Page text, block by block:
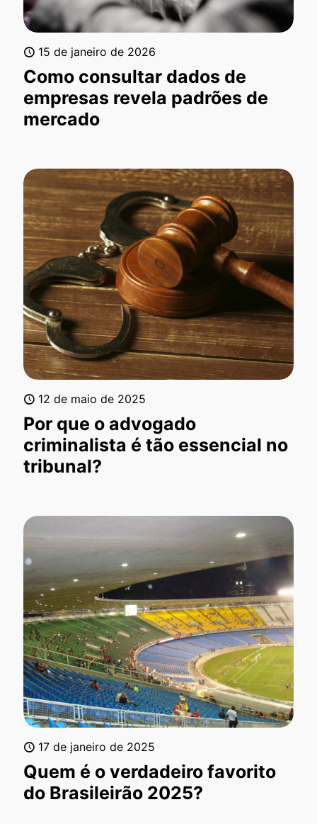
15 de janeiro de 2026
Como consultar dados de
empresas revela padrões de
mercado
12 de maio de 2025
Por que o advogado
criminalista é tão essencial no
tribunal?
17 de janeiro de 2025
Quem é o verdadeiro favorito
do Brasileirão 2025?